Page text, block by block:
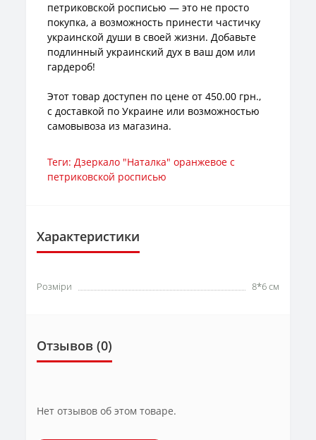
петриковской росписью — это не просто
покупка, а возможность принести частичку
украинской души в своей жизни. Добавьте
подлинный украинский дух в ваш дом или
гардероб!
Этот товар доступен по цене от 450.00 грн.,
с доставкой по Украине или возможностью
самовывоза из магазина.
Теги:Дзеркало "Наталка" оранжевое с
петриковской росписью
Характеристики
Розміри 8*6 см
Отзывов (0)
Нет отзывов об этом товаре.